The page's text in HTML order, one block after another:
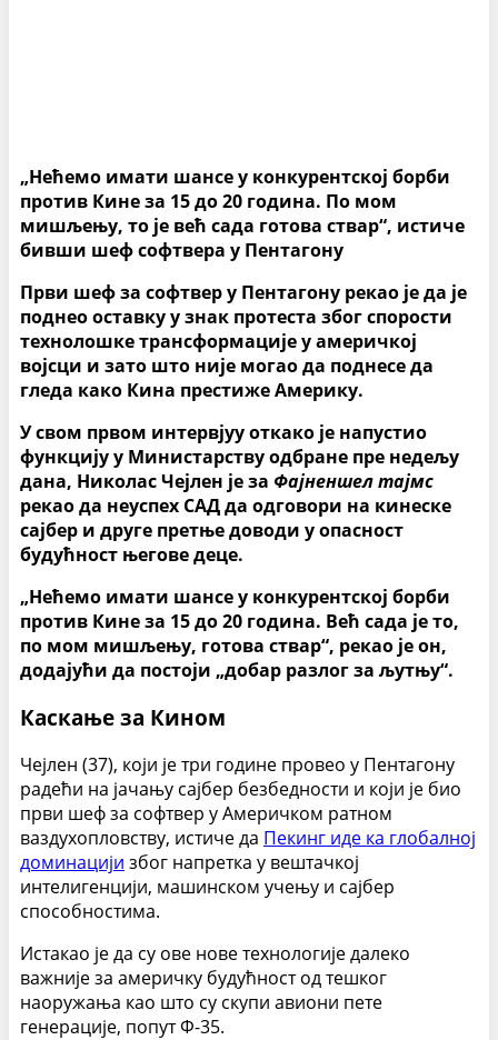
„Нећемо имати шансе у конкурентској борби
против Кине за 15 до 20 година. По мом
мишљењу, то је већ сада готова ствар“, истиче
бивши шеф софтвера у Пентагону
Први шеф за софтвер у Пентагону рекао је да је
поднео оставку у знак протеста због спорости
технолошке трансформације у америчкој
војсци и зато што није могао да поднесе да
гледа како Кина престиже Америку.
У свом првом интервјуу откако је напустио
функцију у Министарству одбране пре недељу
дана, Николас Чејлен је за Фајненшел тајмс
рекао да неуспех САД да одговори на кинеске
сајбер и друге претње доводи у опасност
будућност његове деце.
„Нећемо имати шансе у конкурентској борби
против Кине за 15 до 20 година. Већ сада је то,
по мом мишљењу, готова ствар“, рекао је он,
додајући да постоји „добар разлог за љутњу“.
Каскање за Кином
Чејлен (37), који је три године провео у Пентагону
радећи на јачању сајбер безбедности и који је био
први шеф за софтвер у Америчком ратном
ваздухопловству, истиче да Пекинг иде ка глобалној
доминацији због напретка у вештачкој
интелигенцији, машинском учењу и сајбер
способностима.
Истакао је да су ове нове технологије далеко
важније за америчку будућност од тешког
наоружања као што су скупи авиони пете
генерације, попут Ф-35.